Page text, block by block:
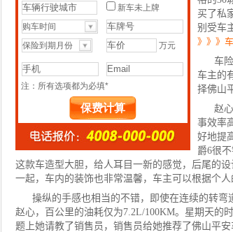
买了私
别受车
》》》
车险
车主的
择佛山
赵
事效率
好地提
爵6很
这款车造型大胆，给人耳目一新的感觉，后尾的
一起，车内的装饰也非常温馨，车主可以根据个人
操纵的手感也相当的不错，即使在连续的转弯
赵心，百公里的油耗仅为7.2L/100KM。星期天的
题上她请教了销售员，销售员给她推荐了佛山平